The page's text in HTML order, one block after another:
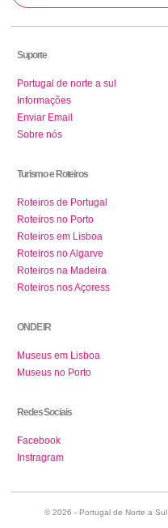
Suporte
Portugal de norte a sul
Informações
Enviar Email
Sobre nós
Turismo e Roteiros
Roteiros de Portugal
Roteiros no Porto
Roteiros em Lisboa
Roteiros no Algarve
Roteiros na Madeira
Roteiros nos Açoress
ONDE IR
Museus em Lisboa
Museus no Porto
Redes Sociais
Facebook
Instragram
© 2026 - Portugal de Norte a Sul